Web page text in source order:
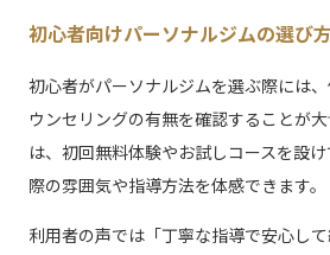
初心者向けパーソナルジムの選び
初心者がパーソナルジムを選ぶ際には
ウンセリングの有無を確認することが
は、初回無料体験やお試しコースを設
際の雰囲気や指導方法を体感できます。
利用者の声では「丁寧な指導で安心し